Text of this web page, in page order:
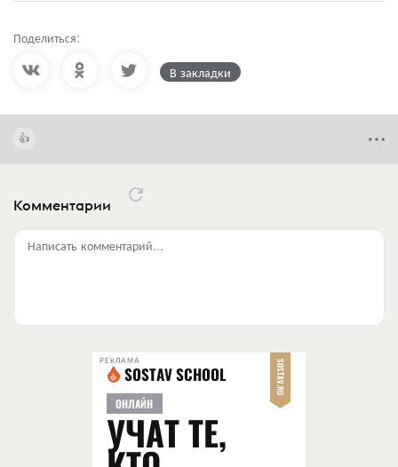
Поделиться:
В закладки
Комментарии
Написать комментарий...
РЕКЛАМА